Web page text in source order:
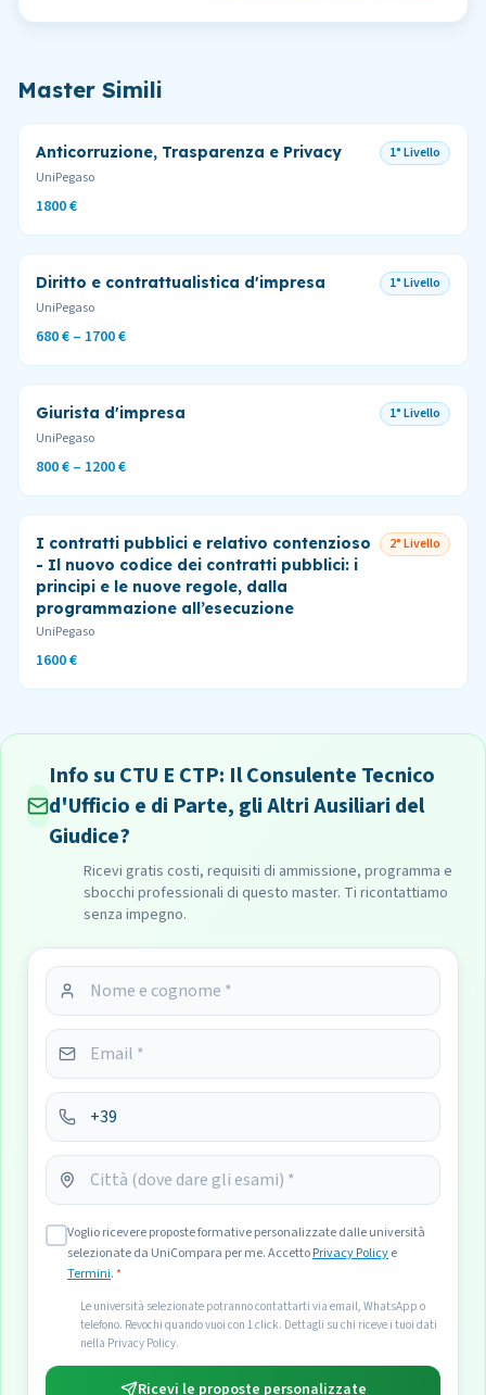
Master Simili
Anticorruzione, Trasparenza e Privacy
1° Livello
UniPegaso
1800 €
Diritto e contrattualistica d'impresa
1° Livello
UniPegaso
680 € – 1700 €
Giurista d'impresa
1° Livello
UniPegaso
800 € – 1200 €
I contratti pubblici e relativo contenzioso
- Il nuovo codice dei contratti pubblici: i
principi e le nuove regole, dalla
programmazione all’esecuzione
2° Livello
UniPegaso
1600 €
Info su CTU E CTP: Il Consulente Tecnico
d'Ufficio e di Parte, gli Altri Ausiliari del
Giudice?
Ricevi gratis costi, requisiti di ammissione, programma e
sbocchi professionali di questo master. Ti ricontattiamo
senza impegno.
Voglio ricevere proposte formative personalizzate dalle università
selezionate da UniCompara per me. AccettoPrivacy Policye
Termini.*
Le università selezionate potranno contattarti via email, WhatsApp o
telefono. Revochi quando vuoi con 1 click. Dettagli su chi riceve i tuoi dati
nella Privacy Policy.
Ricevi le proposte personalizzate